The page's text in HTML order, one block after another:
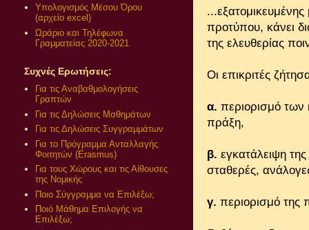
...εξατομικευμένης
προτύπου, κάνει
της ελευθερίας
Οι επικριτές
α. περιορισμό των
πράξη,
β. εγκατάλειψη
σταθερές,
γ. περιορισμό της
Υπολογισμός Μέσου Όρου
(αρχείο excel)
Ωράριο και Τηλέφωνα
Γραμματείας 2020-2021
Συχνές Ερωτήσεις:
Για τις Αναβαθμολογήσεις
Γραπτών
Για τις Δηλώσεις Μαθημάτων
Για τις Δηλώσεις Συγγραμμάτων
Για το Πρόγραμμα Ανταλλαγής
Φοιτητών (Erasmus)
Για τους Χώρους και τις Αίθουσες
της Νομικής
Ποιο Σύγγραμμα να Επιλέξω;
Ποιό Μάθημα Επιλογής να
Επιλέξω;